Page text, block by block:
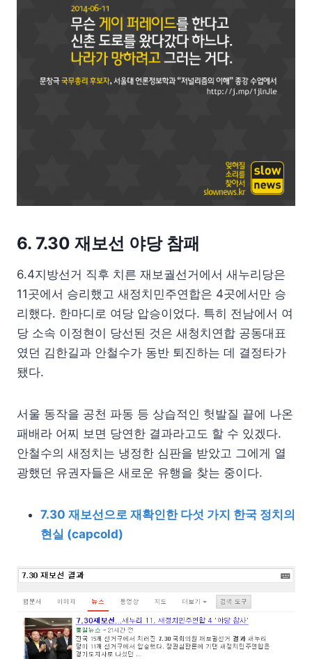
6. 7.30 재보선 야당 참패
6.4지방선거 직후 치른 재보궐선거에서 새누리당은
11곳에서 승리했고 새정치민주연합은 4곳에서만 승
리했다. 한마디로 여당 압승이었다. 특히 전남에서 여
당 소속 이정현이 당선된 것은 새청치연합 공동대표
였던 김한길과 안철수가 동반 퇴진하는 데 결정타가
됐다.
서울 동작을 공천 파동 등 상습적인 헛발질 끝에 나온
패배라 어찌 보면 당연한 결과라고도 할 수 있겠다.
안철수의 새정치는 냉정한 심판을 받았고 그에게 열
광했던 유권자들은 새로운 유행을 찾는 중이다.
7.30 재보선으로 재확인한 다섯 가지 한국 정치의
현실 (capcold)